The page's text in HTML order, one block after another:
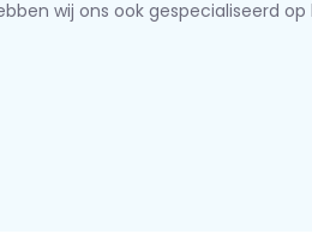
wij ons ook gespecialiseerd